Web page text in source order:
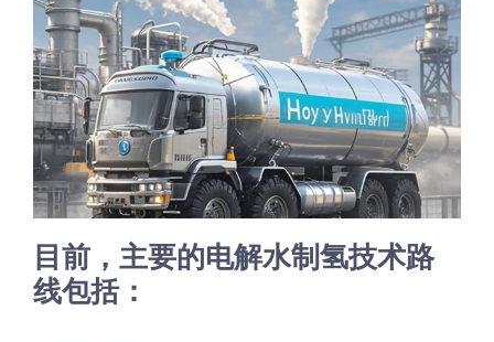
医疗器械技术科普
粉体行业技术科普
超声波喷涂原理
喷涂的影响因素
超声波喷雾成型系统
中文
ENGLISH
目前，主要的电解水制氢技术路
线包括：